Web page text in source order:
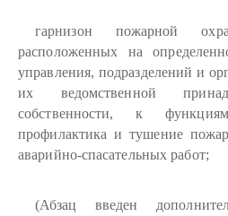
гарнизон пожарной
расположенных на
управления, подразделений и
их ведомственной
собственности, к
профилактика и тушение
аварийно-спасательных работ;
(Абзац введен